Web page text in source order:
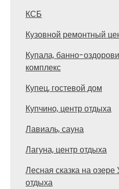
КСБ
Кузовной ремонтный
Купала, банно-
комплекс
Купец, гостевой дом
Купчино, центр отдыха
Лавиаль, сауна
Лагуна, центр отдыха
Лесная сказка на
отдыха